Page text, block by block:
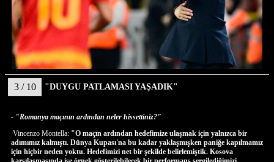
3 / 10 "DUYGU PATLAMASI YAŞADIK"
- "Romanya maçının ardından neler hissettiniz?"
Vincenzo Montella: "O maçın ardından hedefimize ulaşmak için yalnızca bir
adımımız kalmıştı. Dünya Kupası'na bu kadar yaklaşmışken paniğe kapılmamız
için hiçbir neden yoktu. Hedefimizi net bir şekilde belirlemiştik. Kosova